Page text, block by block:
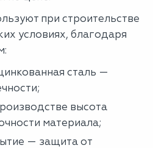
при строительстве
условиях, благодаря
сталь —
высота
материала;
— защита от